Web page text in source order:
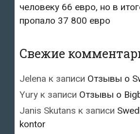
человеку 66 евро, но в
пропало 37 800 евро
Свежие
Jelena к записи Отзывы о
Yury к записи Отзывы о
Janis Skutans к записи
kontor